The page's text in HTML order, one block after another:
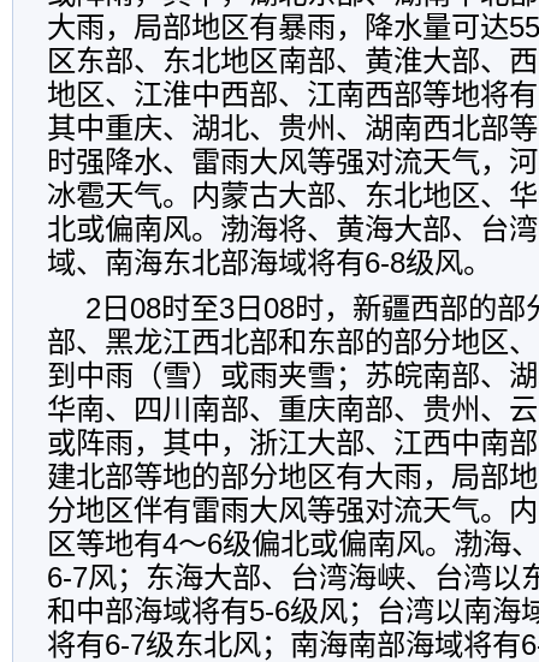
大雨，局部地区有暴雨，降水量可达
区东部、东北地区南部、黄淮大部、
地区、江淮中西部、江南西部等地将
其中重庆、湖北、贵州、湖南西北部
时强降水、雷雨大风等强对流天气，
冰雹天气。内蒙古大部、东北地区、
北或偏南风。渤海将、黄海大部、台
域、南海东北部海域将有6-8级风。
2日08时至3日08时，新疆西部的部
部、黑龙江西北部和东部的部分地区
到中雨（雪）或雨夹雪；苏皖南部、
华南、四川南部、重庆南部、贵州、
或阵雨，其中，浙江大部、江西中南
建北部等地的部分地区有大雨，局部
分地区伴有雷雨大风等强对流天气。
区等地有4～6级偏北或偏南风。渤海
6-7风；东海大部、台湾海峡、台湾以
和中部海域将有5-6级风；台湾以南海
将有6-7级东北风；南海南部海域将有